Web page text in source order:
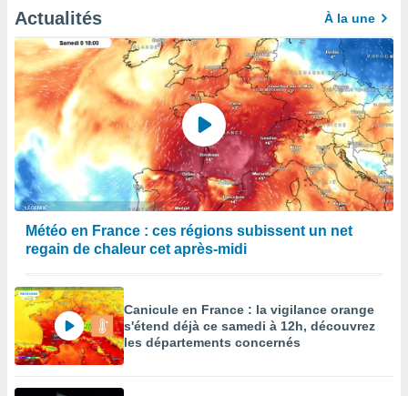
Actualités À la une
Météo en France : ces régions subissent un net
regain de chaleur cet après-midi
Canicule en France : la vigilance orange
s'étend déjà ce samedi à 12h, découvrez
les départements concernés